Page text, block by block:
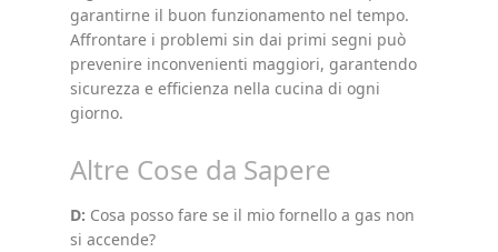
garantirne il buon funzionamento nel tempo.
Affrontare i problemi sin dai primi segni può
prevenire inconvenienti maggiori, garantendo
sicurezza e efficienza nella cucina di ogni
giorno.
Altre Cose da Sapere
D: Cosa posso fare se il mio fornello a gas non
si accende?